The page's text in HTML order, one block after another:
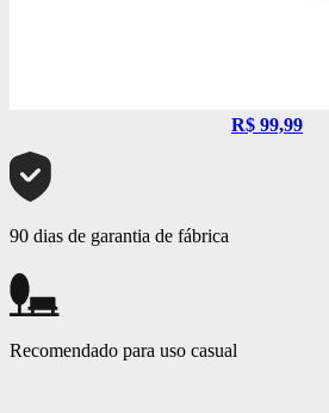
R$ 99,99
90 dias de garantia de fábrica
Recomendado para uso casual